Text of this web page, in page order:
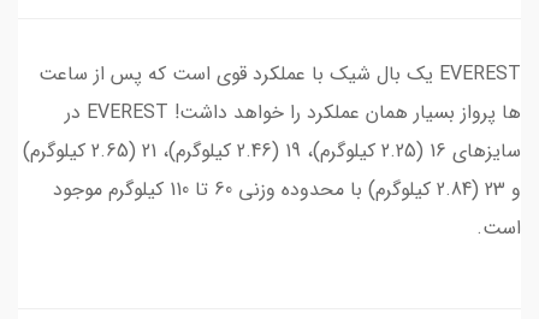
EVEREST یک بال شیک با عملکرد قوی است که پس از ساعت
ها پرواز بسیار همان عملکرد را خواهد داشت! EVEREST در
سایزهای 16 (2.25 کیلوگرم)، 19 (2.46 کیلوگرم)، 21 (2.65 کیلوگرم)
و 23 (2.84 کیلوگرم) با محدوده وزنی 60 تا 110 کیلوگرم موجود
است.